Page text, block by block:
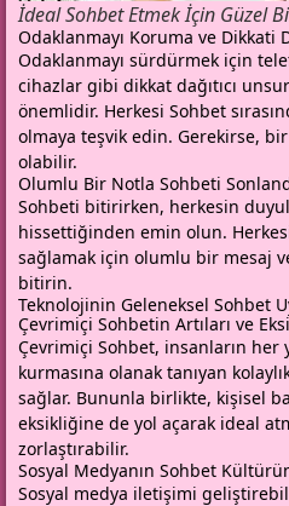
İdeal Sohbet Etmek İçin Güzel
Odaklanmayı Koruma ve Dikkati
Odaklanmayı sürdürmek için
cihazlar gibi dikkat dağıtıcı
önemlidir. Herkesi Sohbet
olmaya teşvik edin. Gerekirse, bir
olabilir.
Olumlu Bir Notla Sohbeti
Sohbeti bitirirken, herkesin
hissettiğinden emin olun.
sağlamak için olumlu bir mesaj
bitirin.
Teknolojinin Geleneksel Sohbet
Çevrimiçi Sohbetin Artıları ve
Çevrimiçi Sohbet, insanların her
kurmasına olanak tanıyan
sağlar. Bununla birlikte, kişisel
eksikliğine de yol açarak ideal
zorlaştırabilir.
Sosyal Medyanın Sohbet
Sosyal medya iletişimi